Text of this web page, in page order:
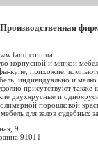
корпусной и мягкой
купе, прихожие,
индивидуально и
присутствуют также
двухярусные и
порошковой
для залов судебных
9
91011